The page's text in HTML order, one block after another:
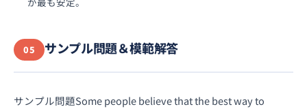
05 サンプル問題＆模範解答
サンプル問題Some people believe that the best way to